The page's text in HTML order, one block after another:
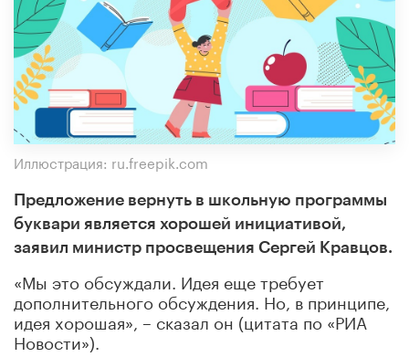
Иллюстрация: ru.freepik.com
Предложение вернуть в школьную программы
буквари является хорошей инициативой,
заявил министр просвещения Сергей Кравцов.
«Мы это обсуждали. Идея еще требует
дополнительного обсуждения. Но, в принципе,
идея хорошая», – сказал он (цитата по «РИА
Новости»).